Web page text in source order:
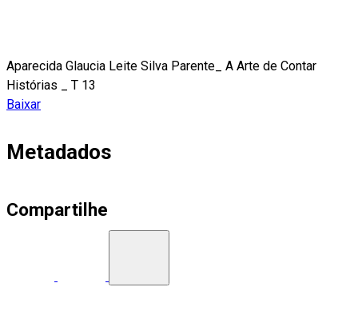
Aparecida Glaucia Leite Silva Parente_ A Arte de Contar
Histórias _ T 13
Baixar
Metadados
Compartilhe